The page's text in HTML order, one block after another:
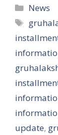
News
Tags
update,